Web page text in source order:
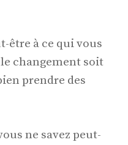
être à ce qui vous
changement soit
prendre des
ne savez peut-